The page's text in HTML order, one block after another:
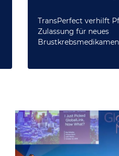
TransPerfect verhilft
Zulassung für neues